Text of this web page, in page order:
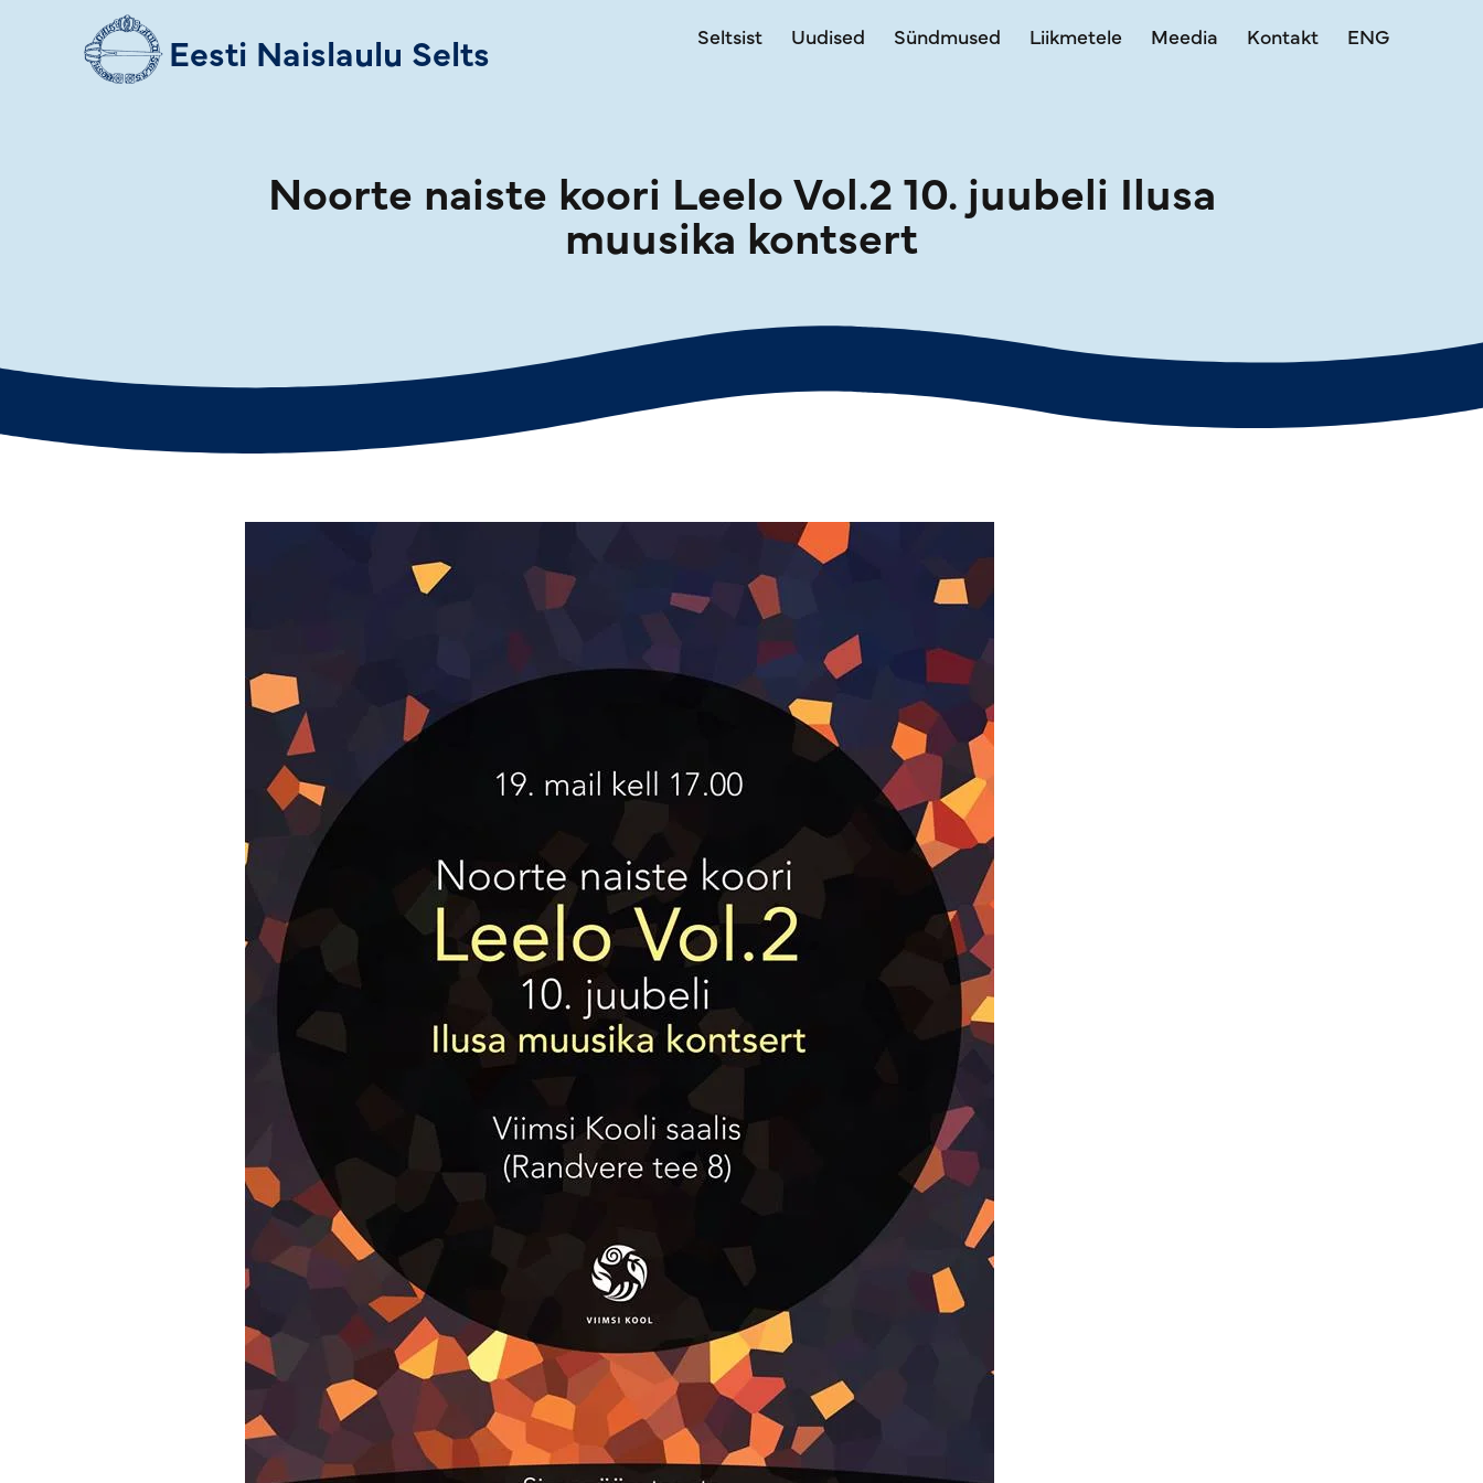
Eesti Naislaulu Selts Seltsist Uudised Sündmused Liikmetele Meedia Kontakt ENG
Noorte naiste koori Leelo Vol.2 10. juubeli Ilusa
muusika kontsert